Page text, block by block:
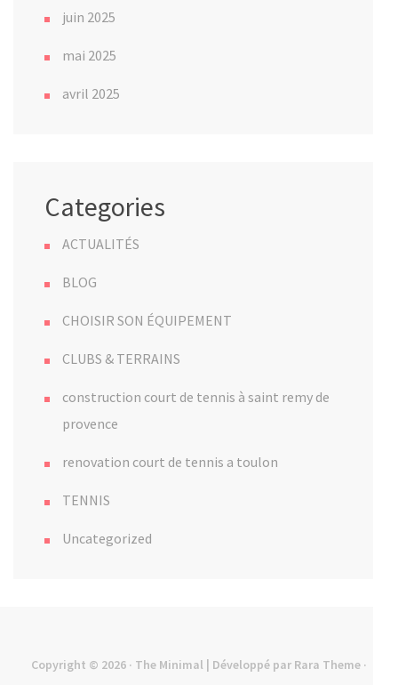
juin 2025
mai 2025
avril 2025
Categories
ACTUALITÉS
BLOG
CHOISIR SON ÉQUIPEMENT
CLUBS & TERRAINS
construction court de tennis à saint remy de
provence
renovation court de tennis a toulon
TENNIS
Uncategorized
Copyright © 2026 · The Minimal | Développé par Rara Theme ·